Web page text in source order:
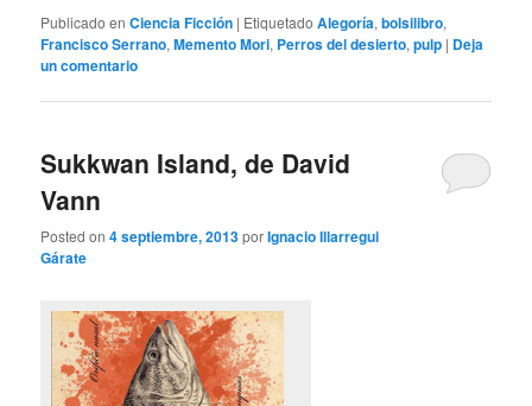
Publicado en Ciencia Ficción | Etiquetado Alegoría,bolsilibro,
Francisco Serrano,Memento Mori, Perros del desierto,pulp | Deja
un comentario
Sukkwan Island, de David
Vann
Posted on4 septiembre, 2013porIgnacio Illarregui
Gárate